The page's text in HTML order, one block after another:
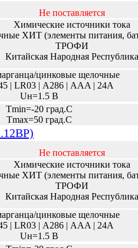
Не поставляется
Химические источники тока
ХИТ (элементы питания,
ТРОФИ
Китайская Народная Республика
цинковые щелочные
| LR03 | А286 | AAA | 24A
Uн=1.5 В
Tmin=-20 град.С
Tmax=50 град.С
Не поставляется
Химические источники тока
ХИТ (элементы питания,
ТРОФИ
Китайская Народная Республика
цинковые щелочные
| LR03 | А286 | AAA | 24A
Uн=1.5 В